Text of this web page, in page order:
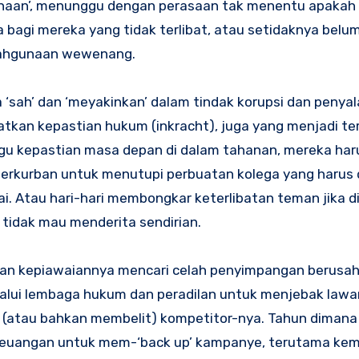
menunggu dengan perasaan tak menentu
mereka yang tidak terlibat, atau setidaknya
wewenang.
dan ‘meyakinkan’ dalam tindak korupsi dan
kepastian hukum (inkracht), juga yang menjadi
kepastian masa depan di dalam tahanan, mereka
untuk menutupi perbuatan kolega yang
Atau hari-hari membongkar keterlibatan teman jika
mau menderita sendirian.
kepiawaiannya mencari celah penyimpangan
lembaga hukum dan peradilan untuk menjebak
bahkan membelit) kompetitor-nya. Tahun
untuk mem-‘back up’ kampanye, terutama